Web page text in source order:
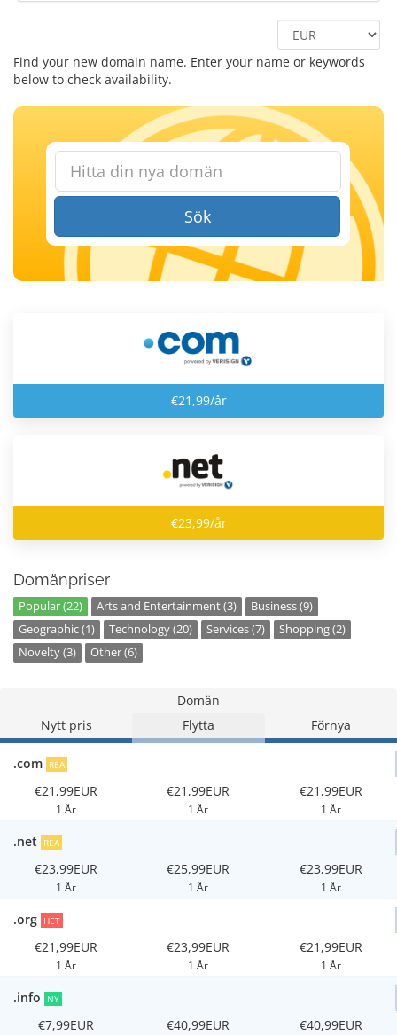
Find your new domain name. Enter your name or keywords
below to check availability.
Sök
€21,99/år
€23,99/år
Domänpriser
Popular (22) Arts and Entertainment (3)
Business (9)
Geographic (1)
Technology (20) Services (7)
Shopping (2)
Novelty (3)
Other (6)
Domän
Nytt pris
Flytta Förnya
.com REA
€21,99EUR
1 År
€21,99EUR
1 År
€21,99EUR
1 År
.net REA
€23,99EUR
1 År
€25,99EUR
1 År
€23,99EUR
1 År
.org HET
€21,99EUR
1 År
€23,99EUR
1 År
€21,99EUR
1 År
.info NY
€7,99EUR €40,99EUR €40,99EUR